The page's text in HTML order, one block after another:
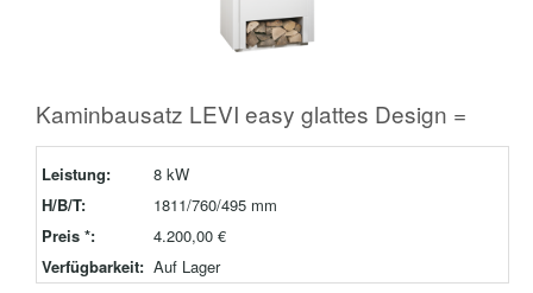
Kaminbausatz LEVI easy glattes Design =
Leistung:
8 kW
H/B/T:
1811/760/495 mm
Preis *:
4.200,00 €
Verfügbarkeit: Auf Lager